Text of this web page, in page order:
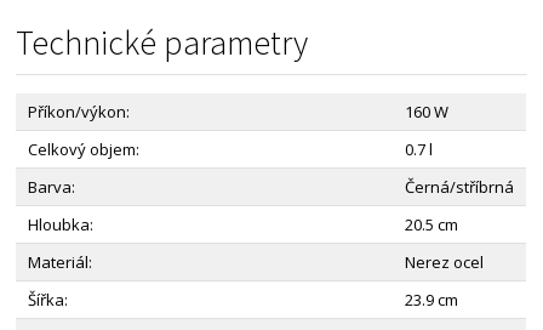
Technické parametry
Příkon/výkon:
160 W
Celkový objem:
0.7 l
Barva:
Černá/stříbrná
Hloubka:
20.5 cm
Materiál:
Nerez ocel
Šířka:
23.9 cm